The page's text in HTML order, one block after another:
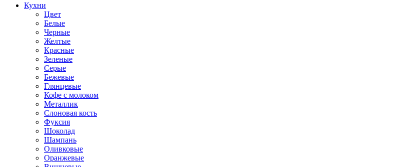
Кухни
Цвет
Белые
Черные
Желтые
Красные
Зеленые
Серые
Бежевые
Глянцевые
Кофе с молоком
Металлик
Слоновая кость
Фуксия
Шоколад
Шампань
Оливковые
Оранжевые